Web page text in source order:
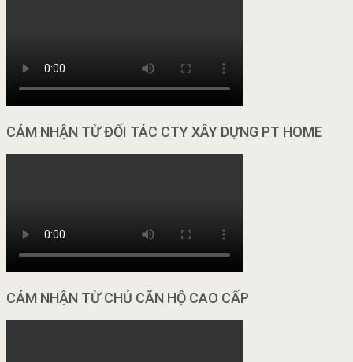
CẢM NHẬN TỪ ĐỐI TÁC CTY XÂY DỰNG PT HOME
CẢM NHẬN TỪ CHỦ CĂN HỘ CAO CẤP